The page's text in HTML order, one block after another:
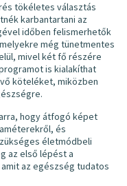
tökéletes választás
karbantartani az
időben felismerhetők
még tünetmentes
mivel két fő részére
is kialakíthat
köteléket, miközben
hogy átfogó képet
és
életmódbeli
az első lépést a
az egészség tudatos